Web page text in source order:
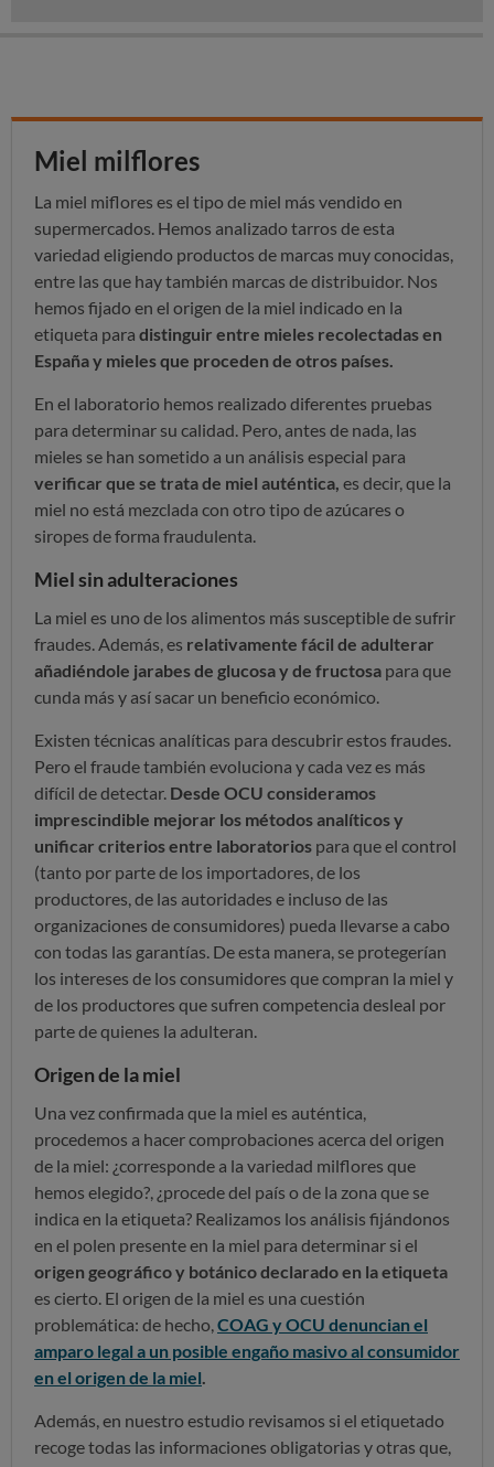
Miel milflores
La miel miflores es el tipo de miel más vendido en
supermercados. Hemos analizado tarros de esta
variedad eligiendo productos de marcas muy conocidas,
entre las que hay también marcas de distribuidor. Nos
hemos fijado en el origen de la miel indicado en la
etiqueta para distinguir entre mieles recolectadas en
España y mieles que proceden de otros países.
En el laboratorio hemos realizado diferentes pruebas
para determinar su calidad. Pero, antes de nada, las
mieles se han sometido a un análisis especial para
verificar que se trata de miel auténtica, es decir, que la
miel no está mezclada con otro tipo de azúcares o
siropes de forma fraudulenta.
Miel sin adulteraciones
La miel es uno de los alimentos más susceptible de sufrir
fraudes. Además, es relativamente fácil de adulterar
añadiéndole jarabes de glucosa y de fructosa para que
cunda más y así sacar un beneficio económico.
Existen técnicas analíticas para descubrir estos fraudes.
Pero el fraude también evoluciona y cada vez es más
difícil de detectar. Desde OCU consideramos
imprescindible mejorar los métodos analíticos y
unificar criterios entre laboratorios para que el control
(tanto por parte de los importadores, de los
productores, de las autoridades e incluso de las
organizaciones de consumidores) pueda llevarse a cabo
con todas las garantías. De esta manera, se protegerían
los intereses de los consumidores que compran la miel y
de los productores que sufren competencia desleal por
parte de quienes la adulteran.
Origen de la miel
Una vez confirmada que la miel es auténtica,
procedemos a hacer comprobaciones acerca del origen
de la miel: ¿corresponde a la variedad milflores que
hemos elegido?, ¿procede del país o de la zona que se
indica en la etiqueta? Realizamos los análisis fijándonos
en el polen presente en la miel para determinar si el
origen geográfico y botánico declarado en la etiqueta
es cierto. El origen de la miel es una cuestión
problemática: de hecho,COAG y OCU denuncian el
amparo legal a un posible engaño masivo al consumidor
en el origen de la miel.
Además, en nuestro estudio revisamos si el etiquetado
recoge todas las informaciones obligatorias y otras que,